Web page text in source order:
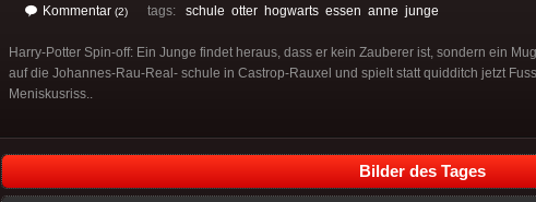
Kommentar (2) tags: schule otter hogwarts essen anne junge
Harry-Potter Spin-off: Ein Junge findet heraus, dass er kein Zauberer ist, sondern ein
auf die Johannes-Rau-Real- schule in Castrop-Rauxel und spielt statt quidditch jetzt
Meniskusriss..
Bilder des Tages